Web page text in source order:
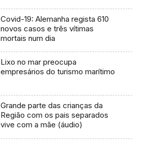
Covid-19: Alemanha regista 610
novos casos e três vítimas
mortais num dia
Lixo no mar preocupa
empresários do turismo marítimo
Grande parte das crianças da
Região com os pais separados
vive com a mãe (áudio)